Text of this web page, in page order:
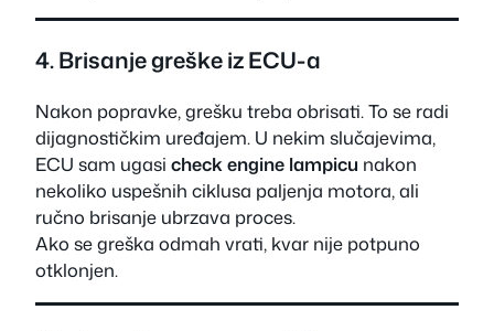
4. Brisanje greške iz ECU-a
Nakon popravke, grešku treba obrisati. To se radi
dijagnostičkim uređajem. U nekim slučajevima,
ECU sam ugasi check engine lampicu nakon
nekoliko uspešnih ciklusa paljenja motora, ali
ručno brisanje ubrzava proces.
Ako se greška odmah vrati, kvar nije potpuno
otklonjen.